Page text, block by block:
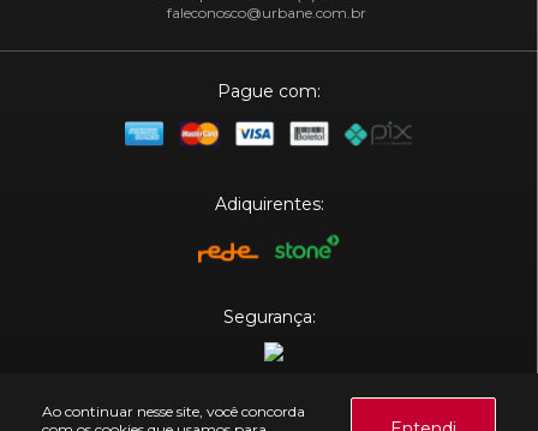
Ao continuar nesse site, você concorda
faleconosco@urbane.com.br
Pague com:
Adiquirentes:
Segurança:
Plataforma: